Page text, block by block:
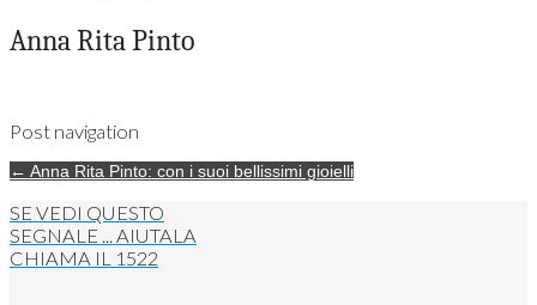
Anna Rita Pinto
Post navigation
← Anna Rita Pinto: con i suoi bellissimi gioielli
SE VEDI QUESTO
SEGNALE ... AIUTALA
CHIAMA IL 1522